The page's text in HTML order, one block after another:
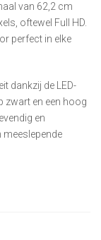
van 62,2 cm
oftewel Full HD.
perfect in elke
dankzij de LED-
zwart en een hoog
en
meeslepende